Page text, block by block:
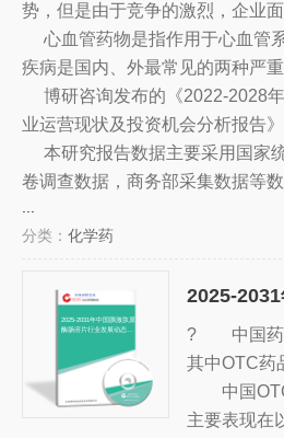
供更多的选择。
势，但是由于竞争的激烈，企业
因此，企业需要深入研究市场，
优势，拓展新的发展方向，以赢
心血管药物是指作用于心血管
疾病是国内、外最常见的两种严
切相关，并相互掩盖或依赖。
博研咨询发布的《2022-2028
业运营现状及投资机会分析报告
心血管系统用药行业市场发展环
运行态势等，接着分析了心血管
现状，然后介绍了心血管系统用
报告对心血管系统用药做了重点
对心血管系统用药产业有个系统
系统用药行业，本报告是您不可
本研究报告数据主要采用国家
卷调查数据，商务部采集数据等
据主要来自国家统计局，部分行
统计局及市场调研数据，企业数
各类市场监测数据库。
分类： 化学药
2025-2031年中国胰激肽原
酶肠溶片行业发展动态分
? 中国药
其中OTC药
视。随着消
重视，以及
中国OTC
主要表现在